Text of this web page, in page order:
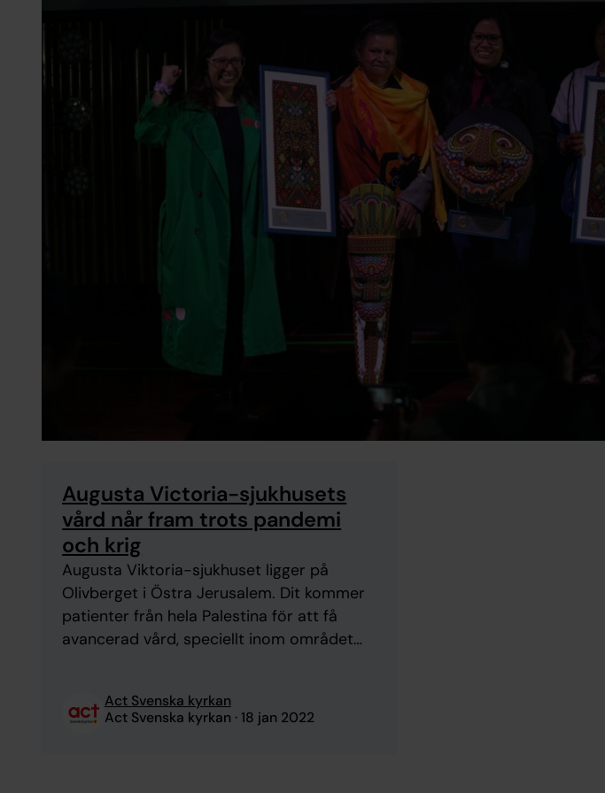
Augusta Victoria-sjukhusets
vård når fram trots pandemi
och krig
Augusta Viktoria-sjukhuset ligger på
Olivberget i Östra Jerusalem. Dit kommer
patienter från hela Palestina för att få
avancerad vård, speciellt inom området
mobila enheter som når människor i
Palestina, samt utbildar vårdpersonal som
Act Svenska kyrkan
Act Svenska kyrkan 18 jan 2022